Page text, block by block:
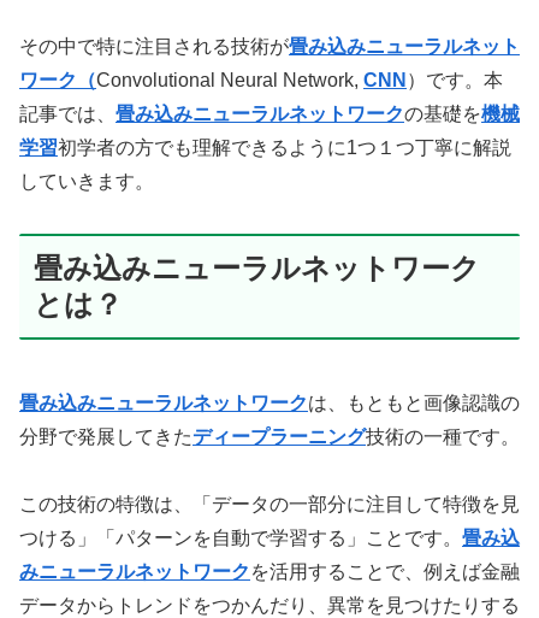
その中で特に注目される技術が畳み込みニューラルネット
ワーク（Convolutional Neural Network, CNN ）です。本
記事では、 畳み込みニューラルネットワークの基礎を機械
学習初学者の方でも理解できるように1つ１つ丁寧に解説
していきます。
畳み込みニューラルネットワーク
とは？
畳み込みニューラルネットワークは、もともと画像認識の
分野で発展してきたディープラーニング技術の一種です。
この技術の特徴は、「データの一部分に注目して特徴を見
つける」「パターンを自動で学習する」ことです。 畳み込
みニューラルネットワーク を活用することで、例えば金融
データからトレンドをつかんだり、異常を見つけたりする